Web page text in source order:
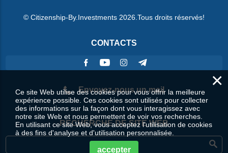
© Citizenship-By.Investments 2026.Tous droits réservés!
CONTACTS
Envoyez-nous un mail
RECHERCHE DE SITE WEB
×
Ce site Web utilise des cookies pour vous offrir la meilleure
expérience possible. Ces cookies sont utilisés pour collecter
des informations sur la façon dont vous interagissez avec
notre site Web et nous permettent de voir vos recherches.
En utilisant ce site Web, vous acceptez l'utilisation de cookies
à des fins d'analyse et d'utilisation personnalisée.
accepter